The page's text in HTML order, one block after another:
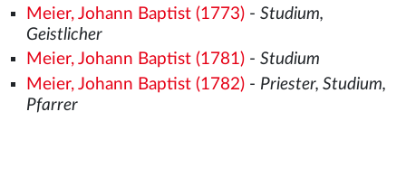
Meier, Johann Baptist (1773)- Studium,
Geistlicher
Meier, Johann Baptist (1781)- Studium
Meier, Johann Baptist (1782)- Priester, Studium,
Pfarrer